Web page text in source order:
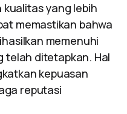
yang lebih
memastikan bahwa
memenuhi
telah ditetapkan. Hal
kepuasan
reputasi